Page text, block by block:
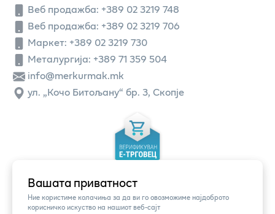
Вашата приватност
Ние користиме колачиња за да ви го овозможиме најдоброто
корисничко искуство на нашиот веб-сајт
Веб продажба: +389 02 3219 748
Веб продажба: +389 02 3219 706
Маркет: +389 02 3219 730
Металургија: +389 71 359 504
info@merkurmak.mk
ул. „Кочо Битољану“ бр. 3, Скопје